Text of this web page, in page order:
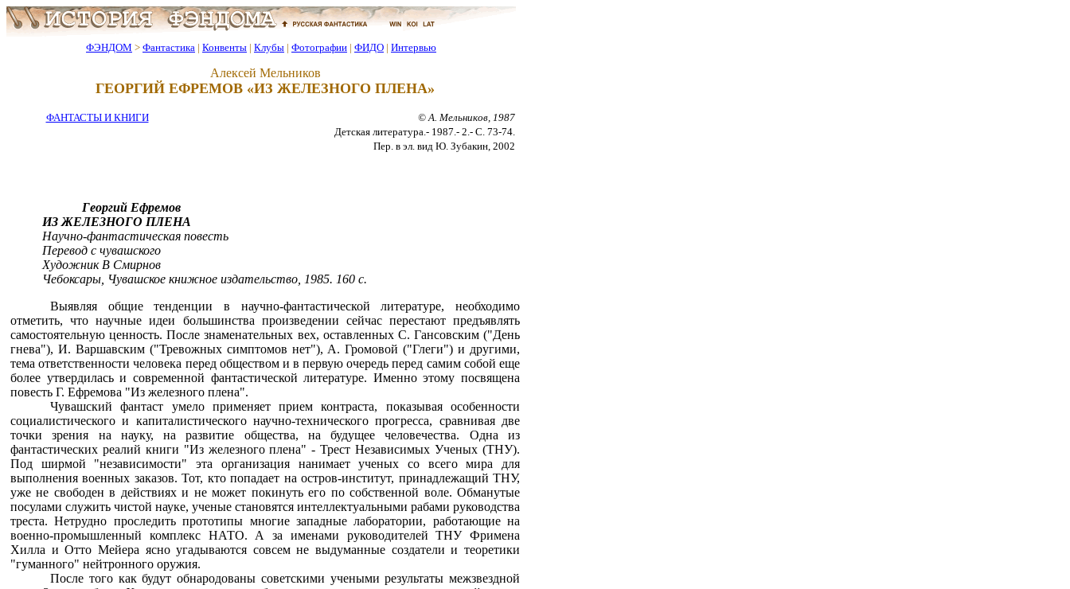
ФЭНДОМ > Фантастика | Конвенты | Клубы | Фотографии | ФИДО | Интервью
Алексей Мельников
ГЕОРГИЙ ЕФРЕМОВ «ИЗ ЖЕЛЕЗНОГО ПЛЕНА»
ФАНТАСТЫ И КНИГИ
© А. Мельников, 1987
Детская литература.- 1987.- 2.- С. 73-74.
Пер. в эл. вид Ю. Зубакин, 2002
Георгий Ефремов
ИЗ ЖЕЛЕЗНОГО ПЛЕНА
Научно-фантастическая повесть
Перевод с чувашского
Художник В Смирнов
Чебоксары, Чувашское книжное издательство, 1985. 160 с.
Выявляя общие тенденции в научно-фантастической литературе, необходимо
отметить, что научные идеи большинства произведении сейчас перестают предъявлять
самостоятельную ценность. После знаменательных вех, оставленных С. Гансовским ("День
гнева"), И. Варшавским ("Тревожных симптомов нет"), А. Громовой ("Глеги") и другими,
тема ответственности человека перед обществом и в первую очередь перед самим собой еще
более утвердилась и современной фантастической литературе. Именно этому посвящена
повесть Г. Ефремова "Из железного плена".
Чувашский фантаст умело применяет прием контраста, показывая особенности
социалистического и капиталистического научно-технического прогресса, сравнивая две
точки зрения на науку, на развитие общества, на будущее человечества. Одна из
фантастических реалий книги "Из железного плена" - Трест Независимых Ученых (ТНУ).
Под ширмой "независимости" эта организация нанимает ученых со всего мира для
выполнения военных заказов. Тот, кто попадает на остров-институт, принадлежащий ТНУ,
уже не свободен в действиях и не может покинуть его по собственной воле. Обманутые
посулами служить чистой науке, ученые становятся интеллектуальными рабами руководства
треста. Нетрудно проследить прототипы многие западные лаборатории, работающие на
военно-промышленный комплекс НАТО. А за именами руководителей ТНУ Фримена
Хилла и Отто Мейера ясно угадываются совсем не выдуманные создатели и теоретики
"гуманного" нейтронного оружия.
После того как будут обнародованы советскими учеными результаты межзвездной